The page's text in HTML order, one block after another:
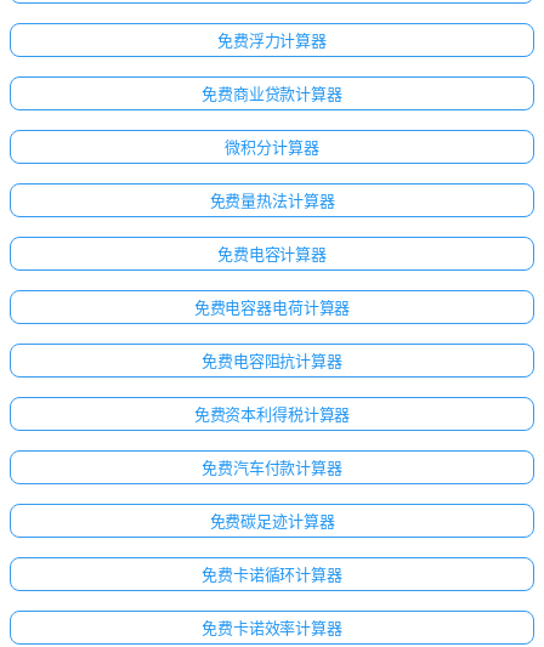
题
出
的
一
问
免费浮力计算器
免费商业贷款计算器
微积分计算器
免费量热法计算器
免费电容计算器
免费电容器电荷计算器
免费电容阻抗计算器
免费资本利得税计算器
免费汽车付款计算器
免费碳足迹计算器
免费卡诺循环计算器
免费卡诺效率计算器